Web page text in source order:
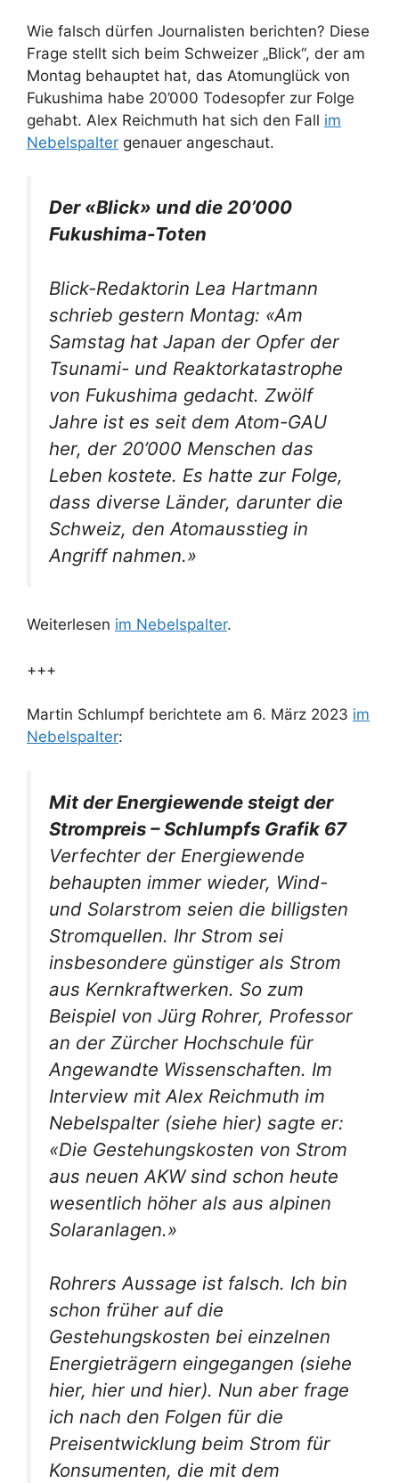
Wie falsch dürfen Journalisten berichten? Diese
Frage stellt sich beim Schweizer „Blick“, der am
Montag behauptet hat, das Atomunglück von
Fukushima habe 20’000 Todesopfer zur Folge
gehabt. Alex Reichmuth hat sich den Fall im
Nebelspalter genauer angeschaut.
Der «Blick» und die 20’000
Fukushima-Toten
Blick-Redaktorin Lea Hartmann
schrieb gestern Montag: «Am
Samstag hat Japan der Opfer der
Tsunami- und Reaktorkatastrophe
von Fukushima gedacht. Zwölf
Jahre ist es seit dem Atom-GAU
her, der 20’000 Menschen das
Leben kostete. Es hatte zur Folge,
dass diverse Länder, darunter die
Schweiz, den Atomausstieg in
Angriff nahmen.»
Weiterlesen im Nebelspalter.
+++
Martin Schlumpf berichtete am 6. März 2023 im
Nebelspalter:
Mit der Energiewende steigt der
Strompreis – Schlumpfs Grafik 67
Verfechter der Energiewende
behaupten immer wieder, Wind-
und Solarstrom seien die billigsten
Stromquellen. Ihr Strom sei
insbesondere günstiger als Strom
aus Kernkraftwerken. So zum
Beispiel von Jürg Rohrer, Professor
an der Zürcher Hochschule für
Angewandte Wissenschaften. Im
Interview mit Alex Reichmuth im
Nebelspalter (siehe hier) sagte er:
«Die Gestehungskosten von Strom
aus neuen AKW sind schon heute
wesentlich höher als aus alpinen
Solaranlagen.»
Rohrers Aussage ist falsch. Ich bin
schon früher auf die
Gestehungskosten bei einzelnen
Energieträgern eingegangen (siehe
hier, hier und hier). Nun aber frage
ich nach den Folgen für die
Preisentwicklung beim Strom für
Konsumenten, die mit dem